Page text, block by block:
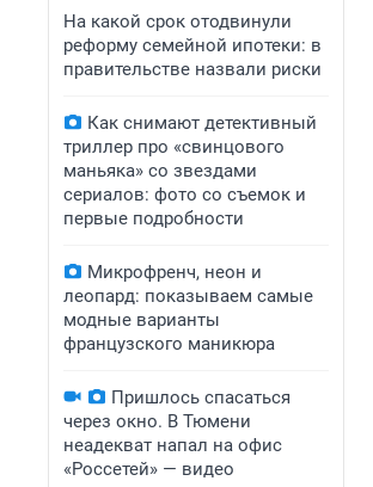
На какой срок отодвинули
реформу семейной ипотеки: в
правительстве назвали риски
Как снимают детективный
триллер про «свинцового
маньяка» со звездами
сериалов: фото со съемок и
первые подробности
Микрофренч, неон и
леопард: показываем самые
модные варианты
французского маникюра
Пришлось спасаться
через окно. В Тюмени
неадекват напал на офис
«Россетей» — видео